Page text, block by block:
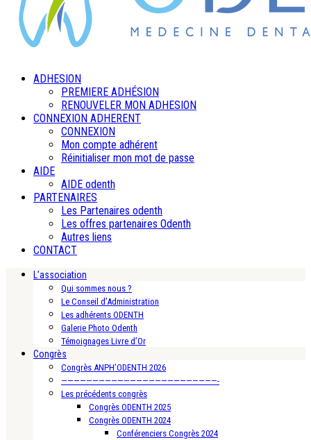
ADHESION
PREMIERE ADHÉSION
RENOUVELER MON ADHESION
CONNEXION ADHERENT
CONNEXION
Mon compte adhérent
Réinitialiser mon mot de passe
AIDE
AIDE odenth
PARTENAIRES
Les Partenaires odenth
Les offres partenaires Odenth
Autres liens
CONTACT
L’association
Qui sommes nous ?
Le Conseil d’Administration
Les adhérents ODENTH
Galerie Photo Odenth
Témoignages Livre d’Or
Congrès
Congrès ANPH’ODENTH 2026
—————————————————————————-
Les précédents congrès
Congrès ODENTH 2025
Congrès ODENTH 2024
Conférenciers Congrès 2024